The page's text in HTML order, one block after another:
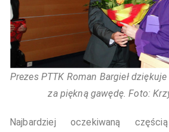
Prezes PTTK Roman Bargieł
za piękną gawędę. Foto:
Najbardziej oczekiwaną